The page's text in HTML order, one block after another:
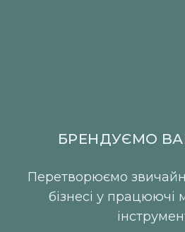
БРЕНДУЄМО
Перетворюємо
бізнесі у працюючі